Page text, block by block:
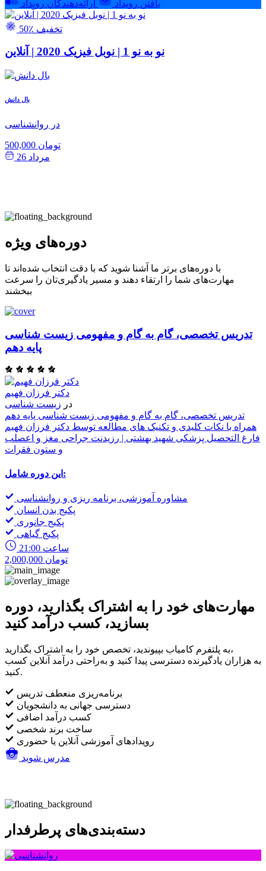
یافتن رویداد ارائه‌دهندگان رویداد
50٪ تخفیف
نو به نو 1 | نوبل فیزیک 2020 | آنلاین
بال دانش
در روانشناسی
500,000 تومان
مرداد 26
دوره‌های ویژه
با دوره‌های برتر ما آشنا شوید که با دقت انتخاب شده‌اند تا
مهارت‌های شما را ارتقاء دهند و مسیر یادگیری‌تان را سرعت
ببخشند
تدریس تخصصی، گام به گام و مفهومی زیست شناسی
پایه دهم
دکتر فرزان فهیم
در زیست شناسی
تدریس تخصصی، گام به گام و مفهومی زیست شناسی پایه دهم
همراه با نکات کلیدی و تکنیک های مطالعه توسط دکتر فرزان فهیم
فارغ التحصیل پزشکی شهید بهشتی | رزیدنت جراحی مغز و اعصلب
و ستون فقرات
این دوره شامل:
مشاوره آموزشی، برنامه ریزی و روانشناسی
پکیج بدن انسان
پکیج جانوری
پکیج گیاهی
21:00 ساعت
2,000,000 تومان
مهارت‌های خود را به اشتراک بگذارید، دوره
بسازید، کسب درآمد کنید
به پلتفرم کامیاب بپیوندید، تخصص خود را به اشتراک بگذارید،
به هزاران یادگیرنده دسترسی پیدا کنید و به‌راحتی درآمد آنلاین کسب
کنید.
برنامه‌ریزی منعطف تدریس
دسترسی جهانی به دانشجویان
کسب درآمد اضافی
ساخت برند شخصی
رویدادهای آموزشی آنلاین یا حضوری
مدرس شوید
دسته‌بندی‌های پرطرفدار